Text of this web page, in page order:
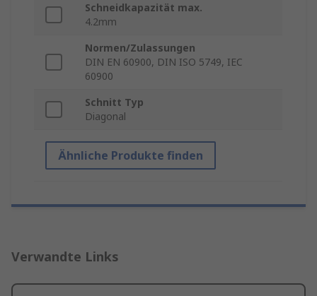
Schneidkapazität max.
4.2mm
Normen/Zulassungen
DIN EN 60900, DIN ISO 5749, IEC
60900
Schnitt Typ
Diagonal
Ähnliche Produkte finden
Verwandte Links